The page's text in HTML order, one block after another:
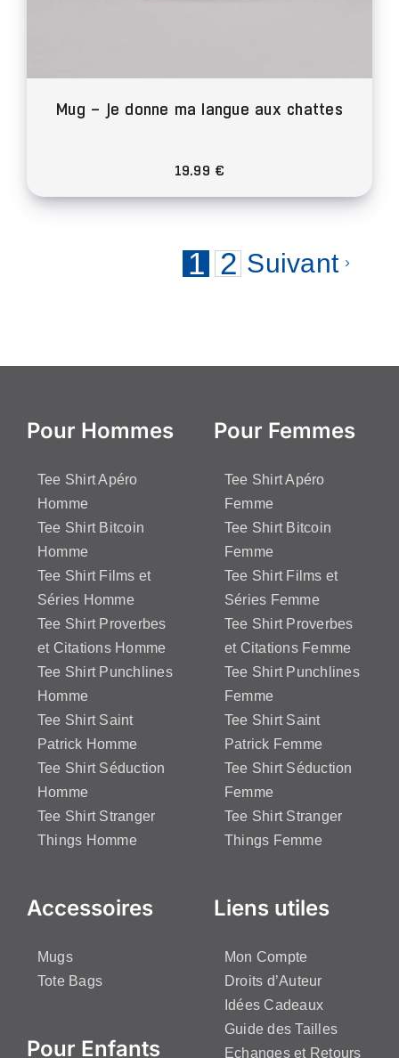
Mug – Je donne ma langue aux chattes
19.99 €
Ce
a
plusieurs
peuvent
sur
page
produit
1 2 Suivant
Pour Hommes
Tee Shirt Apéro
Homme
Tee Shirt Bitcoin
Homme
Tee Shirt Films et
Séries Homme
Tee Shirt Proverbes
et Citations Homme
Tee Shirt Punchlines
Homme
Tee Shirt Saint
Patrick Homme
Tee Shirt Séduction
Homme
Tee Shirt Stranger
Things Homme
Pour Femmes
Tee Shirt Apéro
Femme
Tee Shirt Bitcoin
Femme
Tee Shirt Films et
Séries Femme
Tee Shirt Proverbes
et Citations Femme
Tee Shirt Punchlines
Femme
Tee Shirt Saint
Patrick Femme
Tee Shirt Séduction
Femme
Tee Shirt Stranger
Things Femme
Accessoires
Mugs
Tote Bags
Pour Enfants
Liens utiles
Mon Compte
Droits d’Auteur
Idées Cadeaux
Guide des Tailles
Echanges et Retours